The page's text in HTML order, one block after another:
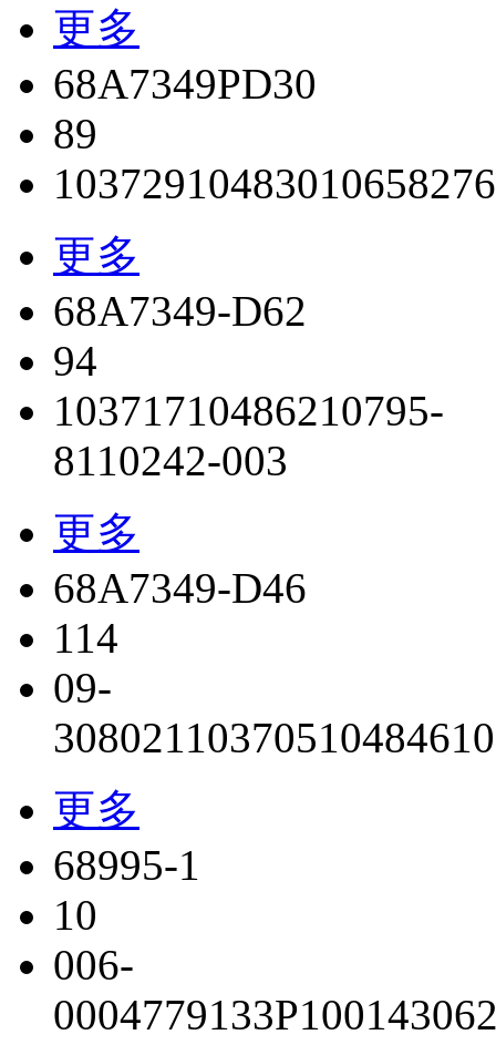
更多
68A7349PD30
89
10372910483010658276
更多
68A7349-D62
94
10371710486210795-
8110242-003
更多
68A7349-D46
114
09-
308021103705104846
更多
68995-1
10
006-
0004779133P100